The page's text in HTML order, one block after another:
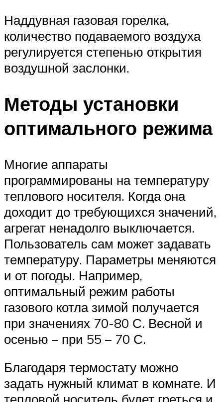
Наддувная газовая горелка,
количество подаваемого воздуха
регулируется степенью открытия
воздушной заслонки.
Методы установки
оптимального режима
Многие аппараты
программированы на температуру
теплового носителя. Когда она
доходит до требующихся значений,
агрегат ненадолго выключается.
Пользователь сам может задавать
температуру. Параметры меняются
и от погоды. Например,
оптимальный режим работы
газового котла зимой получается
при значениях 70-80 С. Весной и
осенью – при 55 – 70 С.
Благодаря термостату можно
задать нужный климат в комнате. И